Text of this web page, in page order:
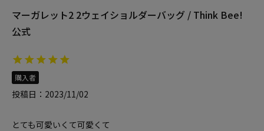
マーガレット2 2ウェイショルダーバッグ / Think Bee!
公式
購入者
投稿日 2023/11/02
とても可愛いくて可愛くて